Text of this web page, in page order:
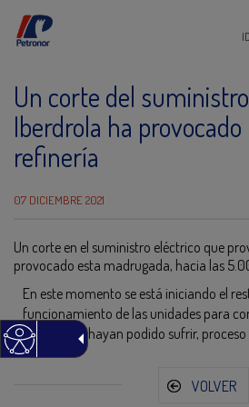
Un corte del
Iberdrola ha
refinería
07 DICIEMBRE 2021
Un corte en el suministro eléctrico que
provocado esta madrugada, hacia las
En este momento se está iniciando el
funcionamiento de las unidades para
las mismas hayan podido sufrir,
VOLVER